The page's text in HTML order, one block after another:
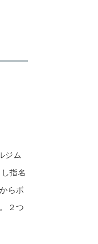
ジム
指名
らボ
２つ